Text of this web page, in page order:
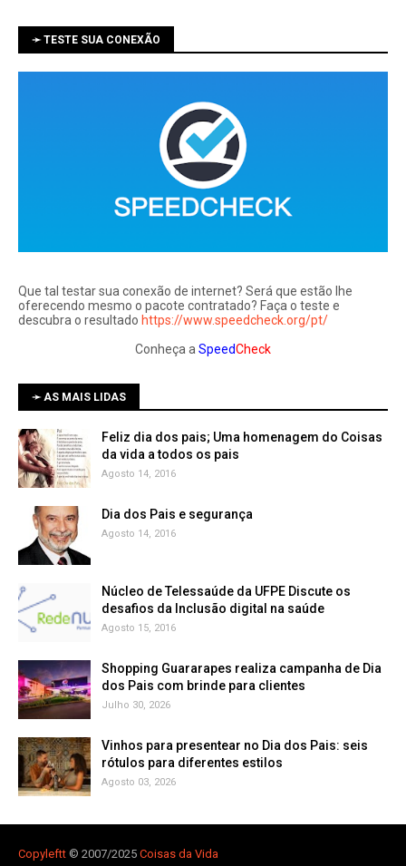
➛ TESTE SUA CONEXÃO
Que tal testar sua conexão de internet? Será que estão lhe
oferecendo mesmo o pacote contratado? Faça o teste e
descubra o resultado https://www.speedcheck.org/pt/
Conheça a SpeedCheck
➛ AS MAIS LIDAS
Feliz dia dos pais; Uma homenagem do Coisas
da vida a todos os pais
Agosto 14, 2016
Dia dos Pais e segurança
Agosto 14, 2016
Núcleo de Telessaúde da UFPE Discute os
Agosto 15, 2016
Shopping Guararapes realiza campanha de Dia
dos Pais com brinde para clientes
Julho 30, 2026
Vinhos para presentear no Dia dos Pais: seis
rótulos para diferentes estilos
Agosto 03, 2026
Copyleftt © 2007/2025 Coisas da Vida